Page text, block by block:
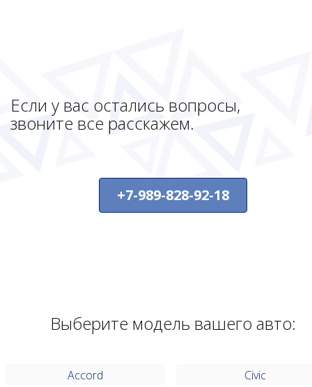
Если у вас остались вопросы,
звоните все расскажем.
+7-989-828-92-18
Выберите модель вашего авто:
Accord Civic